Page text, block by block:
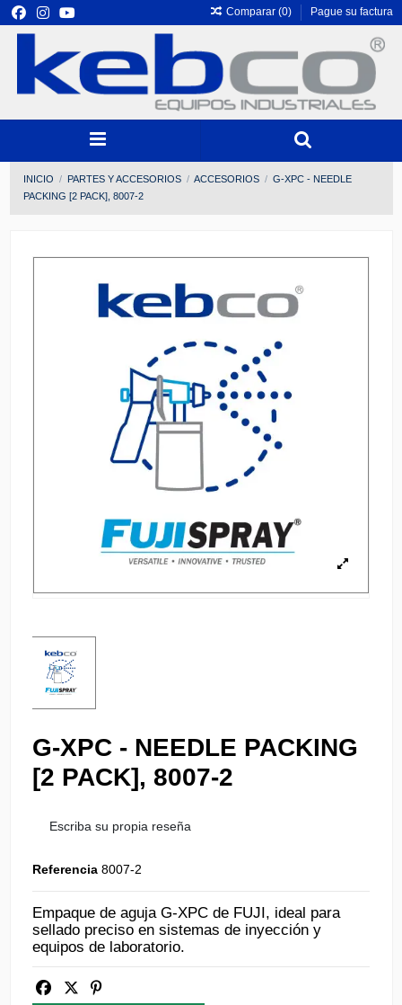
Comparar (0) Pague su factura
INICIO PARTES Y ACCESORIOS ACCESORIOS
G-XPC - NEEDLE
PACKING [2 PACK], 8007-2
G-XPC - NEEDLE PACKING
[2 PACK], 8007-2
Escriba su propia reseña
Referencia 8007-2
Empaque de aguja G-XPC de FUJI, ideal para
sellado preciso en sistemas de inyección y
equipos de laboratorio.